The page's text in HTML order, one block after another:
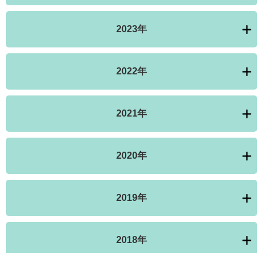
2023年
2022年
2021年
2020年
2019年
2018年